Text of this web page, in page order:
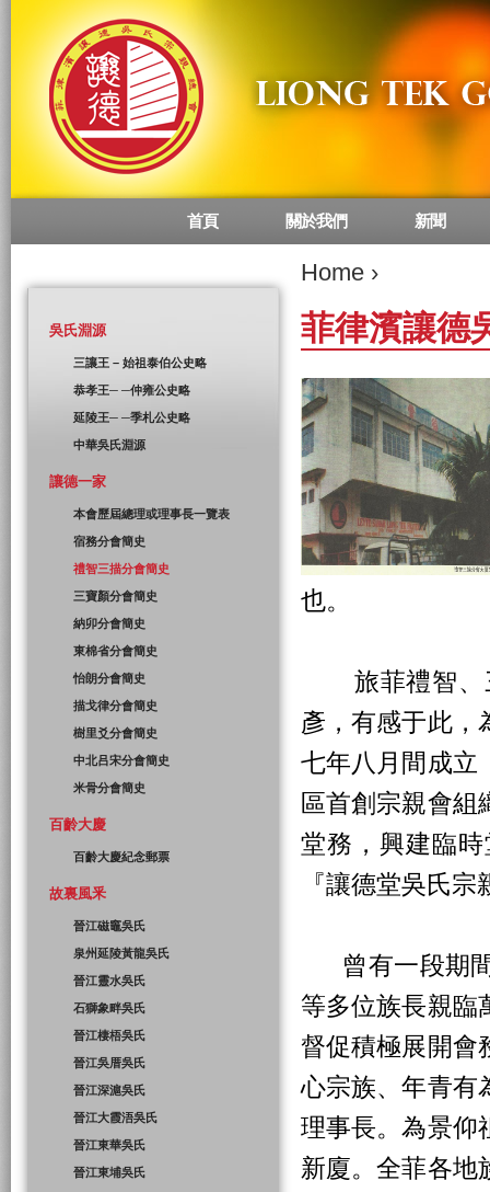
Home ›
菲律濱讓德
也。
旅菲禮智、三
彥，有感于此，
七年八月間成立
區首創宗親會組
堂務，興建臨
『讓德堂吳氏
曾有一段期間
等多位族長親臨
督促積極展開會
心宗族、年青有
理事長。為景仰
新廈。全菲各地
首頁 關於我們 新聞
吳氏淵源
三讓王 – 始祖泰伯公史略
恭孝王─ ─仲雍公史略
延陵王─ ─季札公史略
中華吳氏淵源
讓德一家
本會歷屆總理或理事長一覽表
宿務分會簡史
禮智三描分會簡史
三寶顏分會簡史
納卯分會簡史
東棉省分會簡史
怡朗分會簡史
描戈律分會簡史
樹里爻分會簡史
中北吕宋分會簡史
米骨分會簡史
百齡大慶
百齡大慶紀念郵票
故裏風釆
晉江磁竈吳氏
泉州延陵黃龍吳氏
晉江靈水吳氏
石獅象畔吳氏
晉江棲梧吳氏
晉江吳厝吳氏
晉江深滬吳氏
晉江大霞浯吳氏
晉江東華吳氏
晉江東埔吳氏